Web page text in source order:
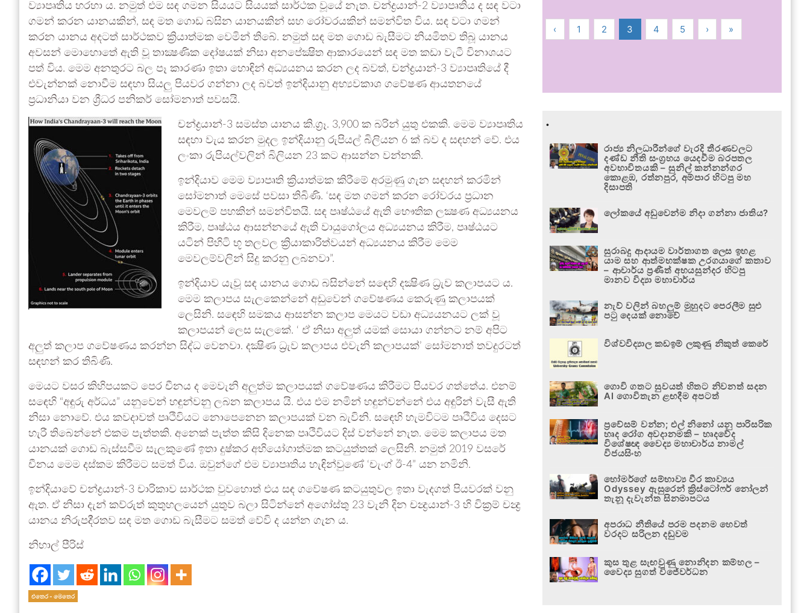
ව්‍යාපෘතිය හරහා ය. නමුත් එම සඳ ගමන සියයට සියයක් සාර්ථක වූයේ නැත. චන්ද්‍රයාන්-2 ව්‍යාපෘතිය ද සඳ වටා
ගමන් කරන යානයකින්, සඳ මත ගොඩ බසින යානයකින් සහ රෝවරයකින් සමන්විත විය. සඳ වටා ගමන්
කරන යානය අදටත් සාර්ථකව ක්‍රියාත්මක වෙමින් තිබේ. නමුත් සඳ මත ගොඩ බැසීමට නියමිතව තිබූ යානය
අවසන් මොහොතේ ඇති වූ තාක්‍ෂණික දෝෂයක් නිසා අනපේක්‍ෂිත ආකාරයෙන් සඳ මත කඩා වැටී විනාශයට
පත් විය. මෙම අනතුරට බල පෑ කාරණා ඉතා හොඳින් අධ්‍යයනය කරන ලද බවත්, චන්ද්‍රයාන්-3 ව්‍යාපෘතියේ දී
එවැන්නක් නොවීම සඳහා සියලු පියවර ගන්නා ලද බවත් ඉන්දියානු අභ්‍යවකාශ ගවේෂණ ආයතනයේ
ප්‍රධානියා වන ශ්‍රීධර පනිකර් සෝමනාත් පවසයි.
චන්ද්‍රයාන්-3 සමස්ත යානය කි.ග්‍රෑ. 3,900 ක බරින් යුතු එකකි. මෙම ව්‍යාපෘතිය
සඳහා වැය කරන මුදල ඉන්දියානු රුපියල් බිලියන 6 ක් බව ද සඳහන් වේ. එය
ලංකා රුපියල්වලින් බිලියන 23 කට ආසන්න වන්නකි.
ඉන්දියාව මෙම ව්‍යාපෘති ක්‍රියාත්මක කිරීමේ අරමුණු ගැන සඳහන් කරමින්
සෝමනාත් මෙසේ පවසා තිබිණි. ‘සඳ මත ගමන් කරන රෝවරය ප්‍රධාන
මෙවලම් පහකින් සමන්විතයි. සඳ පෘෂ්ඨයේ ඇති භෞතික ලක්‍ෂණ අධ්‍යයනය
කිරීම, පෘෂ්ඨය ආසන්නයේ ඇති වායුගෝලය අධ්‍යයනය කිරීම, පෘෂ්ඨයට
යටින් පිහිටි භූ තලවල ක්‍රියාකාරිත්වයන් අධ්‍යයනය කිරීම මෙම
මෙවලම්වලින් සිදු කරනු ලබනවා”.
ඉන්දියාව යැවූ සඳ යානය ගොඩ බසින්නේ සඳෙහි දක්‍ෂිණ ධ්‍රැව කලාපයට ය.
මෙම කලාපය සැලකෙන්නේ අඩුවෙන් ගවේෂණය කෙරුණු කලාපයක්
ලෙසිනි. සඳෙහි සමකය ආසන්න කලාප මෙයට වඩා අධ්‍යයනයට ලක් වූ
කලාපයන් ලෙස සැලකේ. ‘ ඒ නිසා අලුත් යමක් සොයා ගන්නට නම් අපිට
අලුත් කලාප ගවේෂණය කරන්න සිද්ධ වෙනවා. දක්‍ෂිණ ධ්‍රැව කලාපය එවැනි කලාපයක්’ සෝමනාත් තවදුරටත්
සඳහන් කර තිබිණි.
මෙයට වසර කිහිපයකට පෙර චීනය ද මෙවැනි අලුත්ම කලාපයක් ගවේෂණය කිරීමට පියවර ගත්තේය. එනම්
සඳෙහි “අඳුරු අර්ධය” යනුවෙන් හඳුන්වනු ලබන කලාපය යි. එය එම නමින් හඳුන්වන්නේ එය අඳුරින් වැසී ඇති
නිසා නොවේ. එය කවදාවත් පෘථිවියට නොපෙනෙන කලාපයක් වන බැවිනි. සඳෙහි හැමවිටම පෘථිවිය දෙසට
හැරී තිබෙන්නේ එකම පැත්තකි. අනෙක් පැත්ත කිසි දිනෙක පෘථිවියට දිස් වන්නේ නැත. මෙම කලාපය මත
යානයක් ගොඩ බැස්සවීම සැලකුණේ ඉතා දුෂ්කර අභියෝගාත්මක කටයුත්තක් ලෙසිනි. නමුත් 2019 වසරේ
චීනය මෙම දස්කම කිරීමට සමත් විය. ඔවුන්ගේ එම ව්‍යාපෘතිය හැඳින්වුණේ ‘චැංග් ඊ-4” යන නමිනි.
ඉන්දියාවේ චන්ද්‍රයාන්-3 චාරිකාව සාර්ථක වුවහොත් එය සඳ ගවේෂණ කටයුතුවල ඉතා වැදගත් පියවරක් වනු
ඇත. ඒ නිසා දැන් කව්රුත් කුතුහලයෙන් යුතුව බලා සිටින්නේ අගෝස්තු 23 වැනි දින චන්‍ද්‍රයාන්-3 හි වික්‍රම් චන්‍ද්‍ර
යානය නිරුපදි්‍රතව සඳ මත ගොඩ බැසීමට සමත් වේවි ද යන්න ගැන ය.
නිහාල් පීරිස්
එතෙර - මෙතෙර
‹ 1 2 3 4 5 › »
.
රාජ්‍ය නිලධාරීන්ගේ වැරදි තීරණවලට
දණ්ඩ නීති සංග්‍රහය යෙදවීම බරපතල
අවභාවිතයකි – සුනිල් කන්නන්ගර
කොළඹ, රත්නපුර, අම්පාර හිටපු මහ
දිසාපති
ලෝකයේ අඩුවෙන්ම නිදා ගන්නා ජාතිය?
සුරාබදු ආදායම වාර්තාගත ලෙස ඉහළ
යාම සහ ආත්මභක්ෂක උරගයාගේ කතාව
– ආචාර්ය ප්‍රණීත් අභයසුන්දර හිටපු
මානව විද්‍යා මහාචාර්ය
නැව් වලින් බහලුම් මුහුදට පෙරලීම සුළු
පටු දෙයක් නොවේ
විශ්වවිද්‍යාල කඩඉම් ලකුණු නිකුත් කෙරේ
ගොවි ගතට සුවයත් හිතට නිවනත් සදන
AI ගොවිතැන ළඟදීම අපටත්
ප්‍රවේසම් වන්න; එල් නිනෝ යනු පාරිසරික
හෘද රෝග අවදානමකි – හෘදවේද
විශේෂඥ වෛද්‍ය මහාචාර්ය නාමල්
විජයසිංහ
හෝමර්ගේ සම්භාව්‍ය වීර කාව්‍යය
Odyssey ඇසුරෙන් ක්‍රිස්ටෝෆර් නෝලන්
තැනූ දැවැන්ත සිනමාපටය
අපරාධ නීතියේ පරම පදනම හෙවත්
වරදට සරිලන දඬුවම
කුස තුළ සැඟවුණු නොනිදන කම්හල –
වෛද්‍ය සුගත් විජේවර්ධන